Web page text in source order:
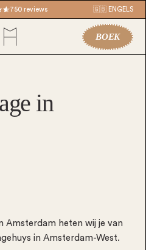
750 reviews 🇬🇧 ENGELS
BOEK
in
Amsterdam heten wij je van
in Amsterdam-West.